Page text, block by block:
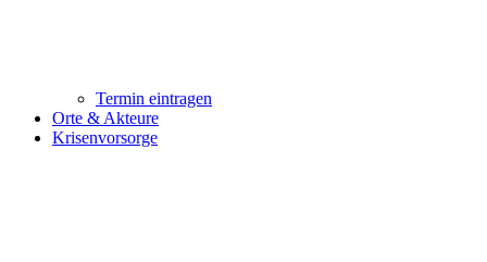
Termin eintragen
Orte & Akteure
Krisenvorsorge